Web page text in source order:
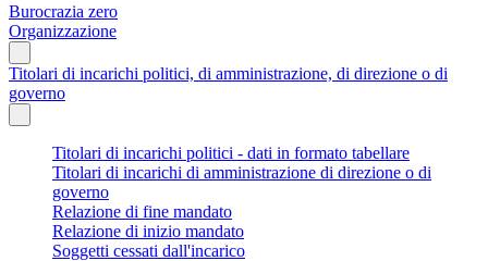
Burocrazia zero
Organizzazione
Titolari di incarichi politici, di amministrazione, di direzione o di
governo
Titolari di incarichi politici - dati in formato tabellare
Titolari di incarichi di amministrazione di direzione o di
governo
Relazione di fine mandato
Relazione di inizio mandato
Soggetti cessati dall'incarico